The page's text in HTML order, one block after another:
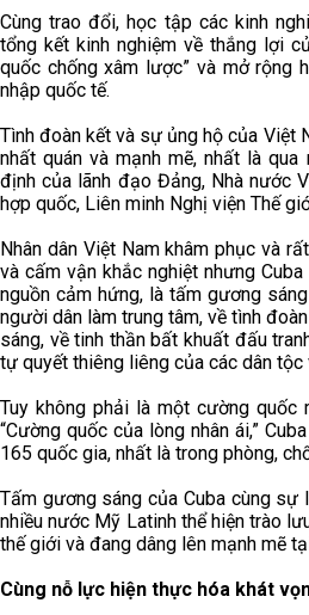
Cùng trao đổi, học tập các kinh
tổng kết kinh nghiệm về thắng lợi
quốc chống xâm lược” và mở rộng
nhập quốc tế.
Tình đoàn kết và sự ủng hộ của Việt
nhất quán và mạnh mẽ, nhất là
định của lãnh đạo Đảng, Nhà nước
hợp quốc, Liên minh Nghị viện Thế
Nhân dân Việt Nam khâm phục và
và cấm vận khắc nghiệt nhưng
nguồn cảm hứng, là tấm gương
người dân làm trung tâm, về tình
sáng, về tinh thần bất khuất đấu
tự quyết thiêng liêng của các dân
Tuy không phải là một cường quốc
“Cường quốc của lòng nhân ái,”
165 quốc gia, nhất là trong phòng,
Tấm gương sáng của Cuba cùng sự
nhiều nước Mỹ Latinh thể hiện trào
thế giới và đang dâng lên mạnh mẽ
Cùng nỗ lực hiện thực hóa khát